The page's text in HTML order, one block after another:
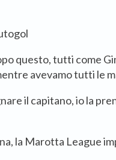
questo, tutti come
avevamo tutti le
il capitano, io la
la Marotta League